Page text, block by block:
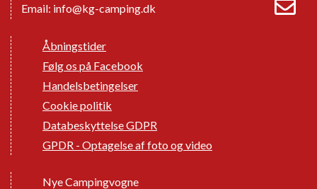
Email: info@kg-camping.dk
Åbningstider
Følg os på Facebook
Handelsbetingelser
Cookie politik
Databeskyttelse GDPR
GPDR - Optagelse af foto og video
Nye Campingvogne